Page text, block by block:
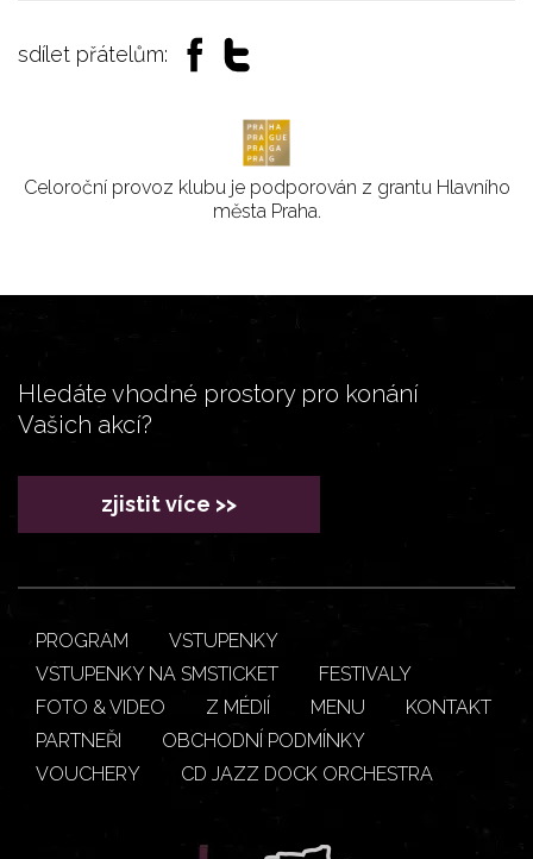
sdílet přátelům:
Celoroční provoz klubu je podporován z grantu Hlavního
města Praha.
Hledáte vhodné prostory pro konání
Vašich akcí?
zjistit více >>
PROGRAM
VSTUPENKY
VSTUPENKY NA SMSTICKET
FESTIVALY
FOTO & VIDEO
Z MÉDIÍ MENU
KONTAKT
PARTNEŘI
OBCHODNÍ PODMÍNKY
VOUCHERY
CD JAZZ DOCK ORCHESTRA